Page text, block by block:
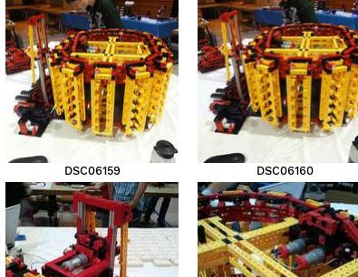
DSC06159 DSC06160